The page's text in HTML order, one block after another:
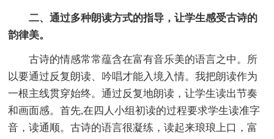
二、通过多种朗读方式的指导，让学生感受古诗的
韵律美。
古诗的情感常常蕴含在富有音乐美的语言之中。所
以要通过反复朗读、吟唱才能入境入情。我把朗读作为
一根主线贯穿始终。通过反复地朗读，让学生读出节奏
和画面感。首先,在四人小组初读的过程要求学生读准字
音，读通顺。古诗的语言很凝练，读起来琅琅上口，富